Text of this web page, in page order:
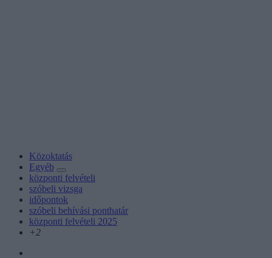
Közoktatás
Egyéb
központi felvételi
szóbeli vizsga
időpontok
szóbeli behívási ponthatár
központi felvételi 2025
+2